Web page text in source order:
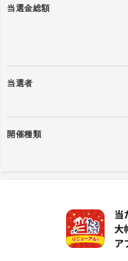
当選金総額
当選者
開催種類